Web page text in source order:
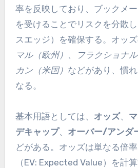
率を反映しており、ブックメ
を受けることでリスクを分散
スエッジ）を確保する。オッズ
マル（欧州）
フラクショナル
カン（米国） などがあり、慣
なる。
基本用語としては、 オッズ、
デキャップ、 オーバー/アンダ
どがある。オッズは単なる倍
（EV: Expected Value）を計